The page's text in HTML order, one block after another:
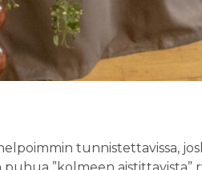
tunnistettavissa,